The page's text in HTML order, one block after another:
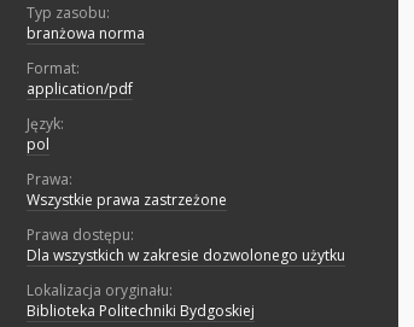
Typ zasobu:
branżowa norma
Format:
application/pdf
Język:
pol
Prawa:
Wszystkie prawa zastrzeżone
Prawa dostępu:
Dla wszystkich w zakresie dozwolonego użytku
Lokalizacja oryginału:
Biblioteka Politechniki Bydgoskiej